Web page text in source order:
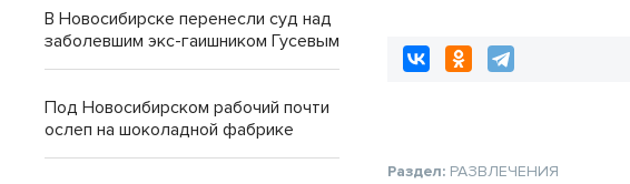
Раздел: РАЗВЛЕЧЕНИЯ
В Новосибирске перенесли суд над
заболевшим экс-гаишником Гусевым
Под Новосибирском рабочий почти
ослеп на шоколадной фабрике